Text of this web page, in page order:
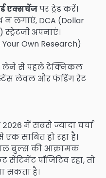
एक्सचेंजपर ट्रेड करें।
न लगाएं, DCA (Dollar
अपनाएं।
Your Own Research)
लेने से पहले टेक्निकल
लेवल और फंडिंग रेट
में सबसे ज्यादा चर्चा
साबित हो रहा है।
बुल्स की आक्रामक
सेंटिमेंट पॉजिटिव रहा, तो
सकता है।